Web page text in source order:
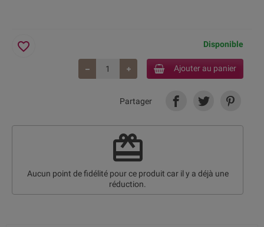
Disponible
Ajouter au panier
favorite_border
Partager
redeem
Aucun point de fidélité pour ce produit car il y a déjà une
réduction.